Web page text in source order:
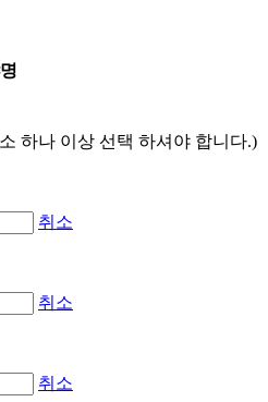
하나 이상 선택 하셔야 합니다.)
취소
취소
취소